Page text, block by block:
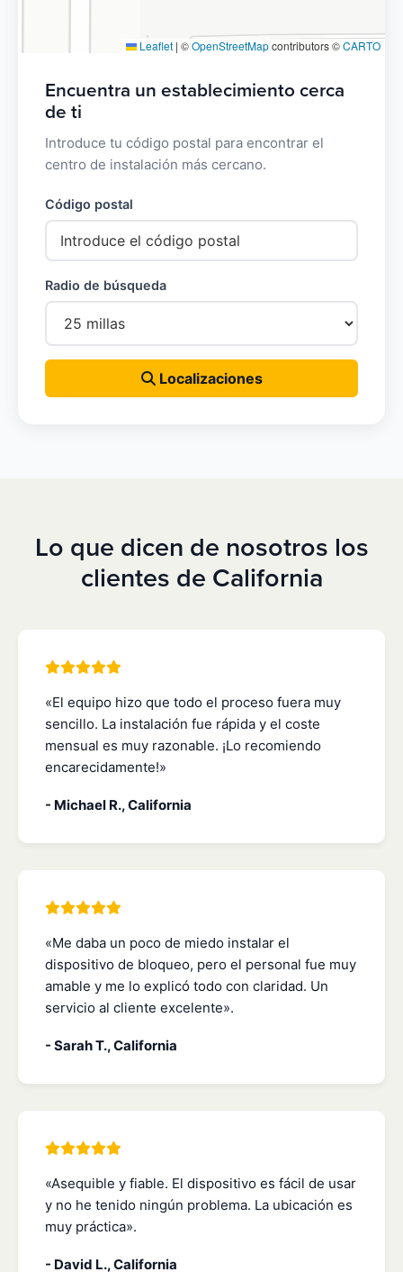
Leaflet | ©OpenStreetMapcontributors ©CARTO
Encuentra un establecimiento cerca
de ti
Introduce tu código postal para encontrar el
centro de instalación más cercano.
Código postal
Radio de búsqueda
Localizaciones
Lo que dicen de nosotros los
clientes de California
«El equipo hizo que todo el proceso fuera muy
sencillo. La instalación fue rápida y el coste
mensual es muy razonable. ¡Lo recomiendo
encarecidamente!»
- Michael R., California
«Me daba un poco de miedo instalar el
dispositivo de bloqueo, pero el personal fue muy
amable y me lo explicó todo con claridad. Un
servicio al cliente excelente».
- Sarah T., California
«Asequible y fiable. El dispositivo es fácil de usar
y no he tenido ningún problema. La ubicación es
muy práctica».
- David L., California